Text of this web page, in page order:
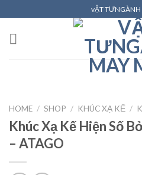
to
content
vẬT TƯNGÀNH
HOME / SHOP / KHÚC XẠ KẾ /
Khúc Xạ Kế Hiện Số
– ATAGO